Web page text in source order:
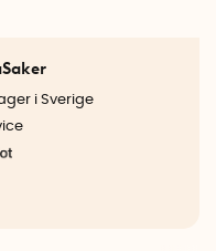
i Sverige